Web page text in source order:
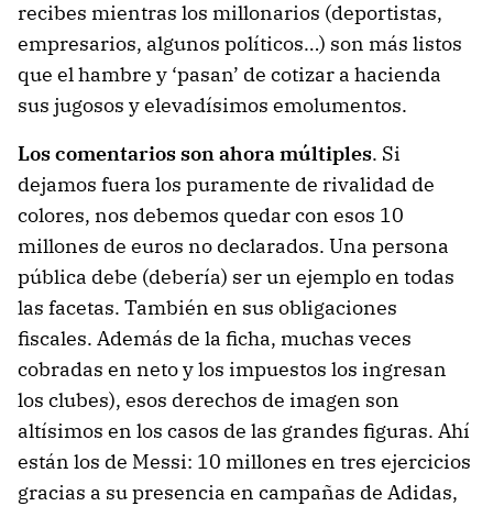
recibes mientras los millonarios (deportistas,
empresarios, algunos políticos…) son más listos
que el hambre y ‘pasan’ de cotizar a hacienda
sus jugosos y elevadísimos emolumentos.
Los comentarios son ahora múltiples. Si
dejamos fuera los puramente de rivalidad de
colores, nos debemos quedar con esos 10
millones de euros no declarados. Una persona
pública debe (debería) ser un ejemplo en todas
las facetas. También en sus obligaciones
fiscales. Además de la ficha, muchas veces
cobradas en neto y los impuestos los ingresan
los clubes), esos derechos de imagen son
altísimos en los casos de las grandes figuras. Ahí
están los de Messi: 10 millones en tres ejercicios
gracias a su presencia en campañas de Adidas,